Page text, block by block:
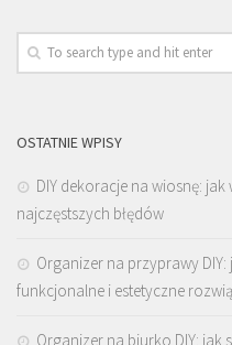
OSTATNIE WPISY
DIY dekoracje na wiosnę:
najczęstszych błędów
Organizer na przyprawy
funkcjonalne i estetyczne
Organizer na biurko DIY: